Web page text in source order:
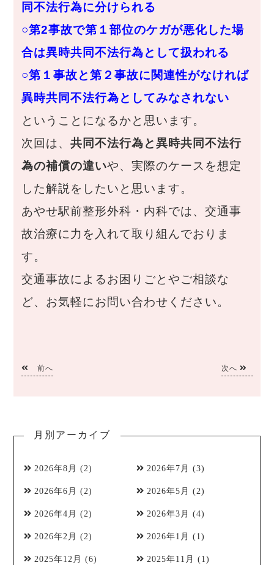
同不法行為に分けられる
○第2事故で第１部位のケガが悪化した場
合は異時共同不法行為として扱われる
○第１事故と第２事故に関連性がなければ
異時共同不法行為としてみなされない
ということになるかと思います。
次回は、 共同不法行為と異時共同不法行
為の補償の違いや、実際のケースを想定
した解説をしたいと思います。
あやせ駅前整形外科・内科では、交通事
故治療に力を入れて取り組んでおりま
す。
交通事故によるお困りごとやご相談な
ど、お気軽にお問い合わせください。
前へ 次へ
月別アーカイブ
2026年8月 (2) 2026年7月 (3)
2026年6月 (2) 2026年5月 (2)
2026年4月 (2) 2026年3月 (4)
2026年2月 (2) 2026年1月 (1)
2025年12月 (6) 2025年11月 (1)